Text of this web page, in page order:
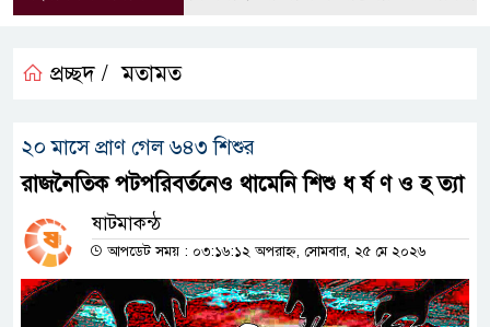
প্রচ্ছদ / মতামত
২০ মাসে প্রাণ গেল ৬৪৩ শিশুর
রাজনৈতিক পটপরিবর্তনেও থামেনি শিশু ধ র্ষ ণ ও হ ত্যা
ষাটমাকন্ঠ
আপডেট সময় : ০৩:১৬:১২ অপরাহ্ন, সোমবার, ২৫ মে ২০২৬